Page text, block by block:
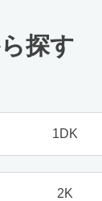
探す
1DK
2K